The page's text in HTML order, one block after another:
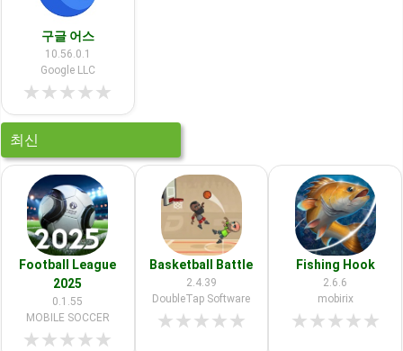
구글 어스
10.56.0.1
Google LLC
★★★★★
최신
Football League
2025
0.1.55
MOBILE SOCCER
★★★★★
Basketball Battle
2.4.39
DoubleTap Software
★★★★★
Fishing Hook
2.6.6
mobirix
★★★★★